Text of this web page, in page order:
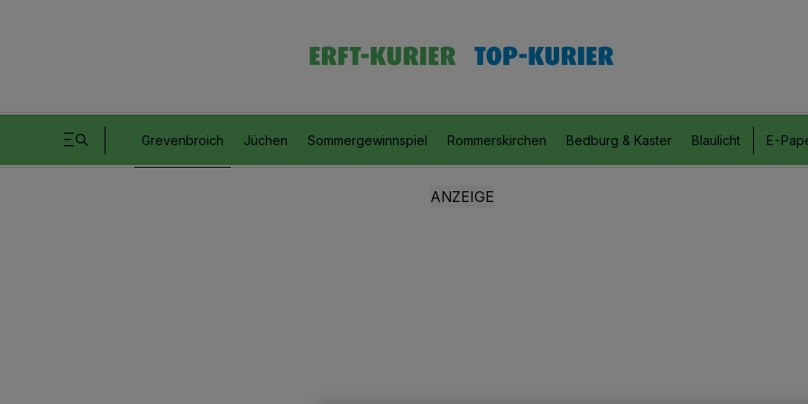
Grevenbroich Jüchen Sommergewinnspiel Rommerskirchen Bedburg & Kaster Blaulicht E-